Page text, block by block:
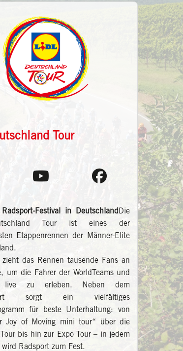
Tour
Festival in Deutschland Die
Tour ist eines der
Etappenrennen der Männer-Elite
zieht das Rennen tausende Fans an
um die Fahrer der WorldTeams und
live zu erleben. Neben dem
sorgt ein vielfältiges
für beste Unterhaltung: von
Joy of Moving mini tour“ über die
Tour bis hin zur Expo Tour – in jedem
wird Radsport zum Fest.